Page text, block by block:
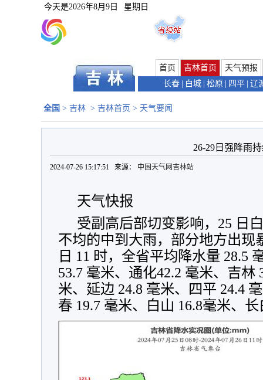
今天是2026年8月9日 星期日
首页 吉林首页
天气预报
长春
白城 松原 四平 辽
全国 > 吉林 > 吉林首页 > 天气要闻
26-29日强降雨
2024-07-26 15:17:51 来源： 中国天气网吉林站
天气快报
受副高后部切变影响，25 日
不均的中到大雨，部分地方出现
日 11 时，全省平均降水量 28.5
53.7 毫米、通化42.2 毫米、吉林
米、延边 24.8 毫米、四平 24.4
春 19.7 毫米、白山 16.8毫米、